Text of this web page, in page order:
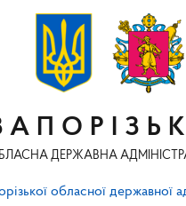
ДЕРЖАВНА
обласної державної